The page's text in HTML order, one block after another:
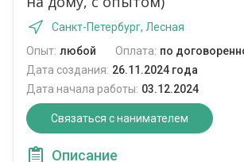
Санкт-Петербург, Лесная
Опыт: любой Оплата: по
Дата создания: 26.11.2024 года
Дата начала работы: 03.12.2024
Связаться с нанимателем
Описание